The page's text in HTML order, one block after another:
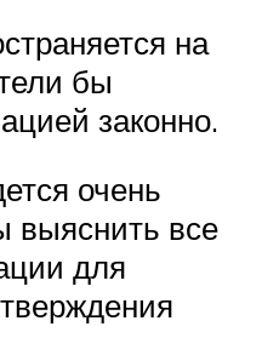
на
бы
законно.
очень
выяснить все
для